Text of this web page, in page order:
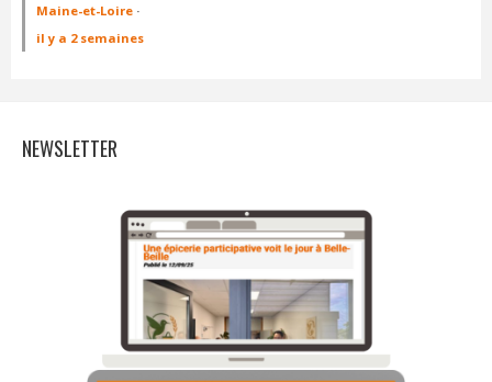
Maine-et-Loire ·
il y a 2 semaines
NEWSLETTER